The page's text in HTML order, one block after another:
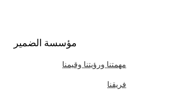
مؤسسة الضمير
مهمتنا ورؤيتنا وقيمنا
فريقنا